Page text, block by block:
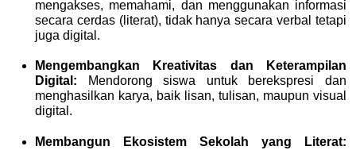
mengakses, memahami, dan menggunakan informasi
secara cerdas (literat), tidak hanya secara verbal tetapi
juga digital.
Mengembangkan Kreativitas dan Keterampilan
Digital: Mendorong siswa untuk berekspresi dan
menghasilkan karya, baik lisan, tulisan, maupun visual
digital.
Membangun Ekosistem Sekolah yang Literat: